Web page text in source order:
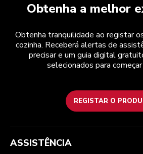
Obtenha a melhor
Obtenha tranquilidade ao registar
cozinha. Receberá alertas de
precisar e um guia digital
selecionados para começar
REGISTAR O
Health Check
Atendimento ao cliente
Acompanhar a sua encomenda
Garantia e documentos
Termos e condições
Envio e entrega
Devoluções e reembolsos
Marca
A marca
A nossa história
ASSISTÊNCIA